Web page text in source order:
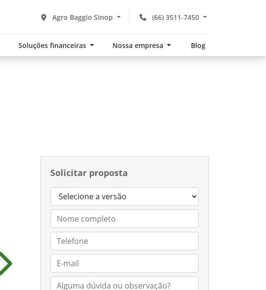
(66) 3511-7450
Agro Baggio Sinop
Soluções financeiras Nossa empresa Blog
Solicitar proposta
Próximo